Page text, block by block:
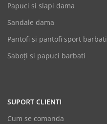
Papuci si slapi dama
Sandale dama
Pantofi si pantofi sport barbati
Saboți si papuci barbati
SUPORT CLIENTI
Cum se comanda